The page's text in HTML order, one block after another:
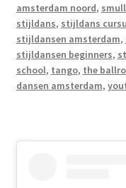
amsterdam noord,
stijldans, stijldans
stijldansen amsterdam,
stijldansen beginners,
school, tango, the
dansen amsterdam,